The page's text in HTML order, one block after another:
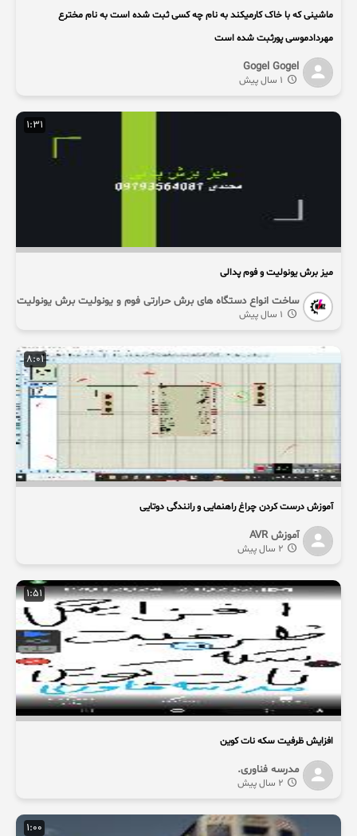
ماشینی که با خاک کارمیکند به نام چه کسی ثبت شده است به نام مخترع
مهردادموسی پورثبت شده است
Gogel Gogel
1:31
میز برش یونولیت و فوم پدالی
ساخت انواع دستگاه های برش حرارتی فوم و یونولیت برش یونولیت
8:01
آموزش درست کردن چراغ راهنمایی و رانندگی دوتایی
آموزش AVR
1:51
افزایش ظرفیت سکه نات کوین
مدرسه فناوری.
1:00